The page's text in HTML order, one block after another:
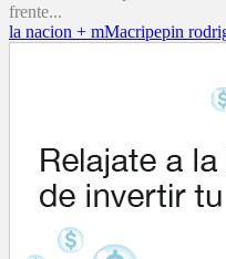
frente...
la nacion + mMacripepin